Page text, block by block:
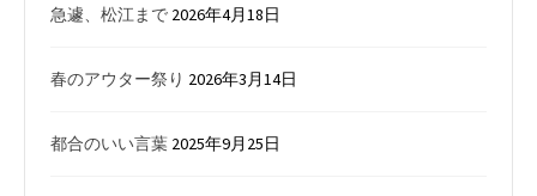
急遽、松江まで 2026年4月18日
春のアウター祭り 2026年3月14日
都合のいい言葉 2025年9月25日